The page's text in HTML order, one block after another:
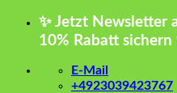
Zum
✨ Jetzt Newsletter
10% Rabatt sichern
E-Mail
+4923039423767